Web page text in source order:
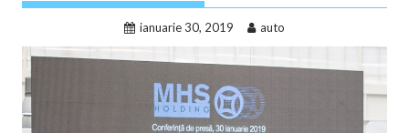
ianuarie 30, 2019 auto